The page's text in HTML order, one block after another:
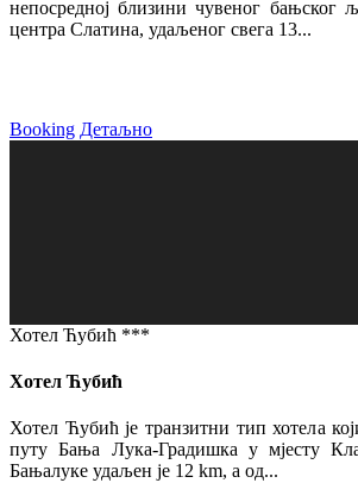
непосредној близини чувеног бањског
центра Слатина, удаљеног свега 13...
Booking Детаљно
Хотел Ћубић ***
Хотел Ћубић
Хотел Ћубић је транзитни тип хотела
путу Бања Лука-Градишка у мјесту
Бањалуке удаљен је 12 km, а од...